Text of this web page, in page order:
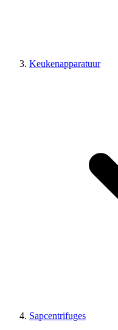
Keukenapparatuur
Sapcentrifuges